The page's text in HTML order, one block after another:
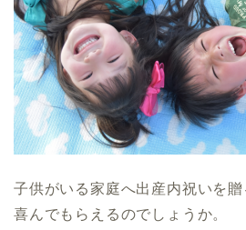
子供がいる家庭へ出産内祝いを
喜んでもらえるのでしょうか。